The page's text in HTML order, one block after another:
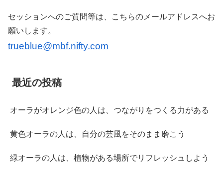
セッションへのご質問等は、こちらのメールアドレスへお
願いします。
trueblue@mbf.nifty.com
最近の投稿
オーラがオレンジ色の人は、つながりをつくる力がある
黄色オーラの人は、自分の芸風をそのまま磨こう
緑オーラの人は、植物がある場所でリフレッシュしよう